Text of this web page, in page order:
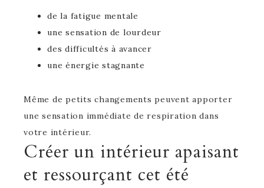
de la fatigue mentale
une sensation de lourdeur
des difficultés à avancer
une énergie stagnante
Même de petits changements peuvent apporter
une sensation immédiate de respiration dans
votre intérieur.
Créer un intérieur apaisant
et ressourçant cet été